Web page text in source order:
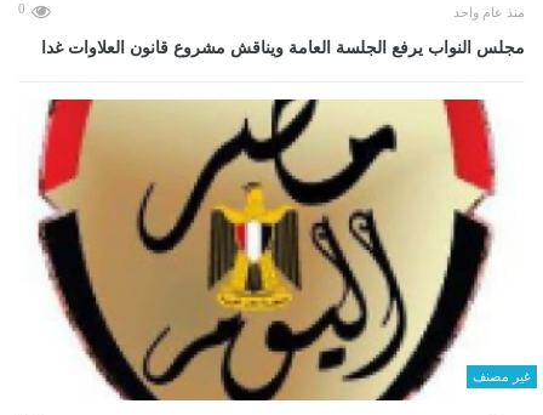
منذ عام واحد 0
مجلس النواب يرفع الجلسة العامة ويناقش مشروع قانون العلاوات غدا
غير مصنف